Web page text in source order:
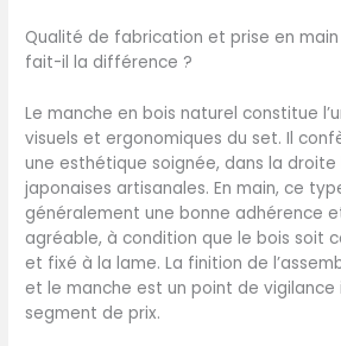
et
【DESIGN
IDÉAL POUR
couteaux
de gamme
raffinée –
cuisines
Qualité de fabrication et prise en
fait-il la différence ?
Le manche en bois naturel constitue
visuels et ergonomiques du set. Il
une esthétique soignée, dans la droite
japonaises artisanales. En main, ce
généralement une bonne adhérence
agréable, à condition que le bois soit
et fixé à la lame. La finition de
et le manche est un point de
segment de prix.